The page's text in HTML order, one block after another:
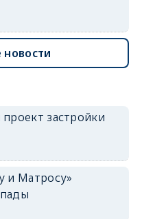
новости
застройки
и Матросу»